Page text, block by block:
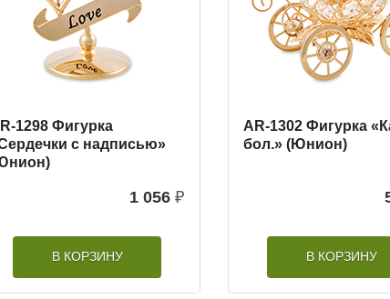
1298 Фигурка
с надписью»
1 056 ₽
В КОРЗИНУ
AR-1302 Фигурка
бол.» (Юнион)
В КОРЗИНУ